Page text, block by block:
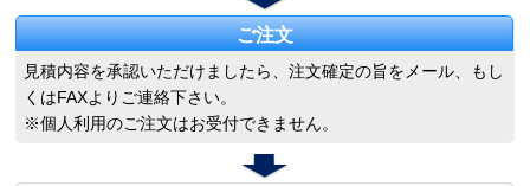
ご注文
見積内容を承認いただけましたら、注文確定の旨をメール、もし
くはFAXよりご連絡下さい。
※個人利用のご注文はお受付できません。